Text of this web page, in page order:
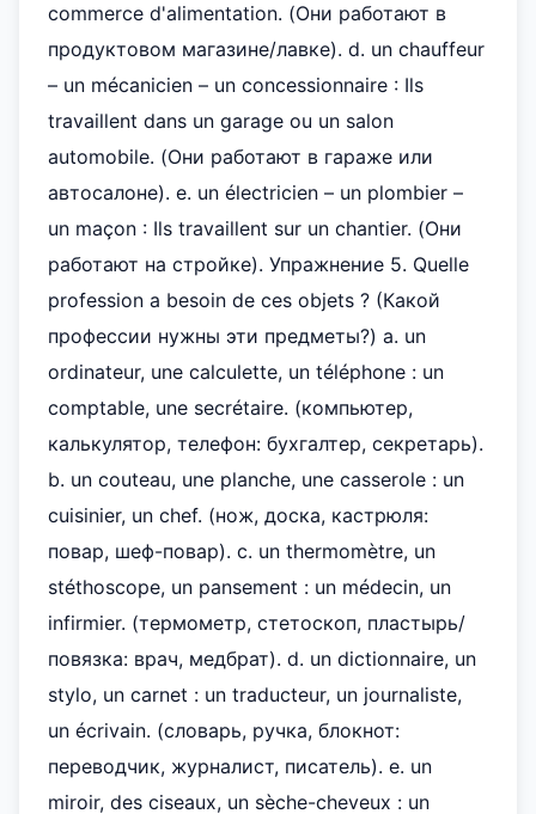
commerce d'alimentation. (Они работают в
продуктовом магазине/лавке). d. un chauffeur
– un mécanicien – un concessionnaire : Ils
travaillent dans un garage ou un salon
automobile. (Они работают в гараже или
автосалоне). e. un électricien – un plombier –
un maçon : Ils travaillent sur un chantier. (Они
работают на стройке). Упражнение 5. Quelle
profession a besoin de ces objets ? (Какой
профессии нужны эти предметы?) a. un
ordinateur, une calculette, un téléphone : un
comptable, une secrétaire. (компьютер,
калькулятор, телефон: бухгалтер, секретарь).
b. un couteau, une planche, une casserole : un
cuisinier, un chef. (нож, доска, кастрюля:
повар, шеф-повар). c. un thermomètre, un
stéthoscope, un pansement : un médecin, un
infirmier. (термометр, стетоскоп, пластырь/
повязка: врач, медбрат). d. un dictionnaire, un
stylo, un carnet : un traducteur, un journaliste,
un écrivain. (словарь, ручка, блокнот:
переводчик, журналист, писатель). e. un
miroir, des ciseaux, un sèche-cheveux : un